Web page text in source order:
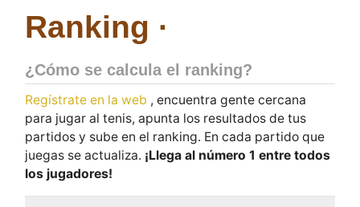
Ranking ·
¿Cómo se calcula el ranking?
Regístrate en la web , encuentra gente cercana
para jugar al tenis, apunta los resultados de tus
partidos y sube en el ranking. En cada partido que
juegas se actualiza. ¡Llega al número 1 entre todos
los jugadores!